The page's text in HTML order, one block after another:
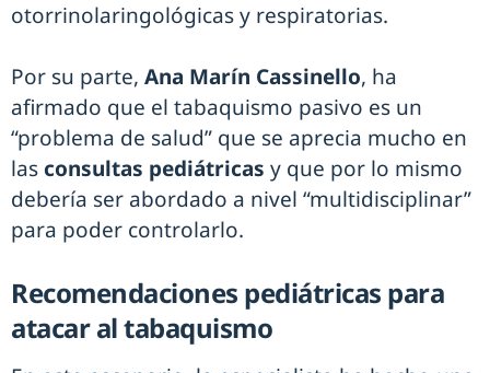
otorrinolaringológicas y respiratorias.
Por su parte, Ana Marín Cassinello, ha
afirmado que el tabaquismo pasivo es un
“problema de salud” que se aprecia mucho en
las consultas pediátricas y que por lo mismo
debería ser abordado a nivel “multidisciplinar”
para poder controlarlo.
Recomendaciones pediátricas para
atacar al tabaquismo